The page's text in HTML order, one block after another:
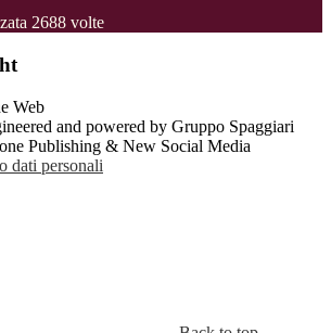
2688 volte
and powered by Gruppo Spaggiari
Publishing & New Social Media
dati personali